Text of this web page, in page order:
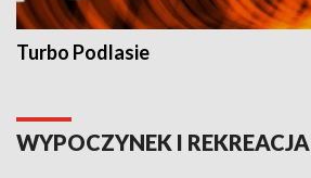
Turbo Podlasie
WYPOCZYNEK I REKREACJA